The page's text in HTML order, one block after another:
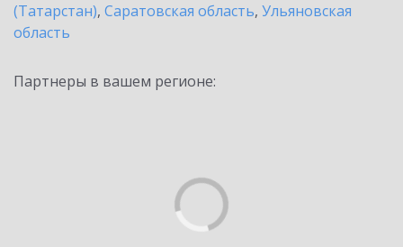
(Татарстан), Саратовская область, Ульяновская
область
Партнеры в вашем регионе: